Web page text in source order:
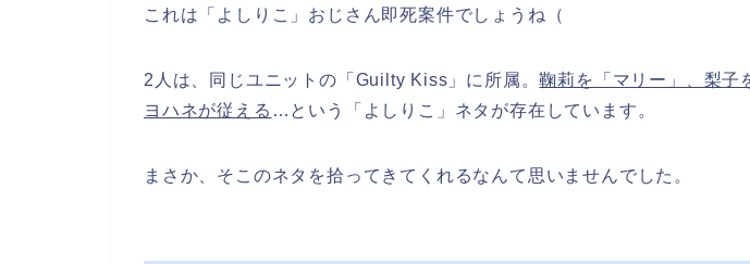
これは「よしりこ」おじさん即死案件でしょうね（
2人は、同じユニットの「Guilty Kiss」に所属。鞠莉を「マリー」、梨子
ヨハネが従える …という「よしりこ」ネタが存在しています。
まさか、そこのネタを拾ってきてくれるなんて思いませんでした。